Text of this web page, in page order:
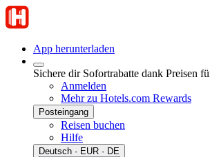
App herunterladen
Sichere dir Sofortrabatte dank Preisen
Anmelden
Mehr zu Hotels.com Rewards
Posteingang
Reisen buchen
Hilfe
Deutsch · EUR · DE